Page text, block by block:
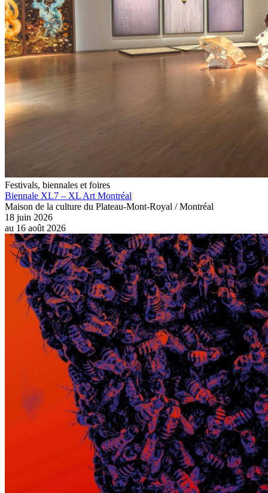
Festivals, biennales et foires
Biennale XL7 – XL Art Montréal
Maison de la culture du Plateau-Mont-Royal / Montréal
18 juin 2026
au 16 août 2026